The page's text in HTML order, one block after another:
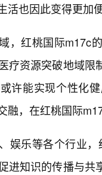
活也因此变得更加
，红桃国际m17c
疗资源突破地域
许能实现个性化
融，在红桃国际
娱乐等各个行业
进知识的传播与